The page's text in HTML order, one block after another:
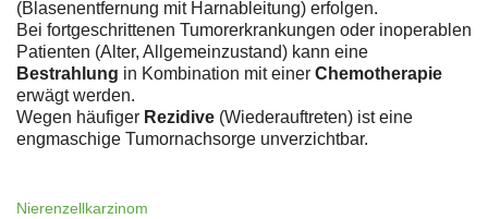
(Blasenentfernung mit Harnableitung) erfolgen.
Bei fortgeschrittenen Tumorerkrankungen oder inoperablen
Patienten (Alter, Allgemeinzustand) kann eine
Bestrahlung in Kombination mit einer Chemotherapie
erwägt werden.
Wegen häufiger Rezidive (Wiederauftreten) ist eine
engmaschige Tumornachsorge unverzichtbar.
Nierenzellkarzinom